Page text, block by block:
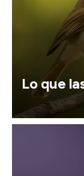
Lo que